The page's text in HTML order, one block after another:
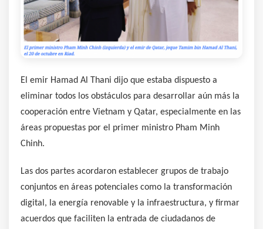
El emir Hamad Al Thani dijo que estaba dispuesto a
eliminar todos los obstáculos para desarrollar aún más la
cooperación entre Vietnam y Qatar, especialmente en las
áreas propuestas por el primer ministro Pham Minh
Chinh.
Las dos partes acordaron establecer grupos de trabajo
conjuntos en áreas potenciales como la transformación
digital, la energía renovable y la infraestructura, y firmar
acuerdos que faciliten la entrada de ciudadanos de